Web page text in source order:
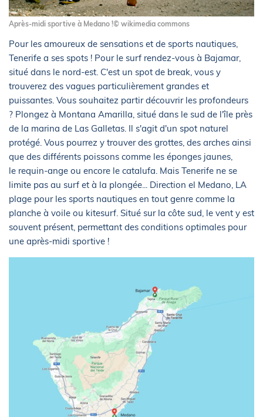
Après-midi sportive à Medano !© wikimedia commons
Pour les amoureux de sensations et de sports nautiques,
Tenerife a ses spots ! Pour le surf rendez-vous à Bajamar,
situé dans le nord-est. C'est un spot de break, vous y
trouverez des vagues particulièrement grandes et
puissantes. Vous souhaitez partir découvrir les profondeurs
? Plongez à Montana Amarilla, situé dans le sud de l'île près
de la marina de Las Galletas. Il s'agit d'un spot naturel
protégé. Vous pourrez y trouver des grottes, des arches ainsi
que des différents poissons comme les éponges jaunes,
le requin-ange ou encore le catalufa. Mais Tenerife ne se
limite pas au surf et à la plongée... Direction el Medano, LA
plage pour les sports nautiques en tout genre comme la
planche à voile ou kitesurf. Situé sur la côte sud, le vent y est
souvent présent, permettant des conditions optimales pour
une après-midi sportive !